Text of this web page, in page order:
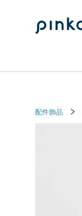
配件飾品